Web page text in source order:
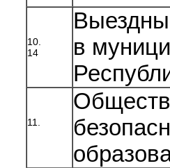
10.
14
в
11.